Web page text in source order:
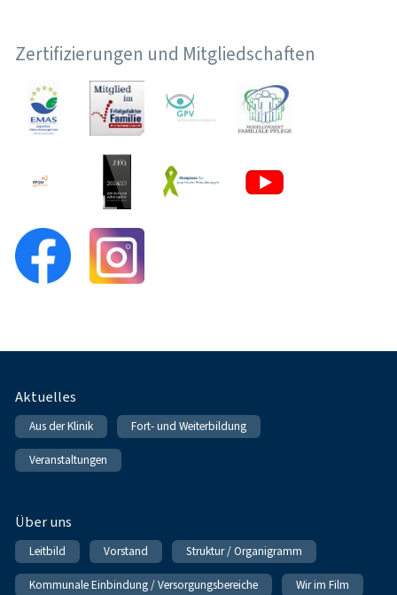
Zertifizierungen und Mitgliedschaften
Fußnavigation
Aktuelles
Aus der Klinik Fort- und Weiterbildung
Veranstaltungen
Über uns
Leitbild Vorstand Struktur / Organigramm
Kommunale Einbindung / Versorgungsbereiche Wir im Film